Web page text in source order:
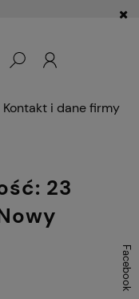
Kontakt i dane firmy
23
Facebook